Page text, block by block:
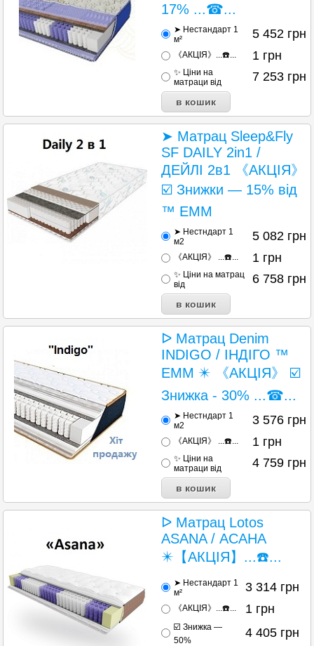
17% ...☎...
➤ Нестандарт 1
м²
5 452 грн
《АКЦІЯ》...☎️... 1 грн
✨ Ціни на
матраци від
7 253 грн
➤ Матрац Sleep&Fly
SF DAILY 2in1 /
ДЕЙЛІ 2в1 《АКЦІЯ》
☑️ Знижки — 15% від
™ ЕММ
➤ Нестндарт 1
м2
5 082 грн
《АКЦІЯ》 ...☎️... 1 грн
✨ Ціни на матрац
від
6 758 грн
ᐅ Матрац Denim
INDIGO / ІНДІГО ™
ЕММ ✴️ 《АКЦІЯ》 ☑️
Знижка - 30% ...☎...
➤ Нестндарт 1
м2
3 576 грн
《АКЦІЯ》 ...☎️... 1 грн
✨ Ціни на
матраци від
4 759 грн
ᐅ Матрац Lotos
ASANA / АСАНА
✴️【АКЦІЯ】...☎️...
➤ Нестандарт 1
м²
3 314 грн
《АКЦІЯ》...☎️... 1 грн
☑️ Знижка —
50%
4 405 грн